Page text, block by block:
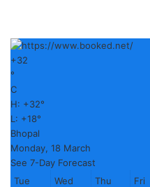
+32
°
C
H: +32°
L: +18°
Bhopal
Monday, 18 March
See 7-Day Forecast
Tue
Wed Thu Fri